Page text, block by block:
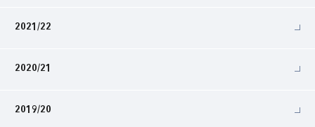
2021/22
2020/21
2019/20